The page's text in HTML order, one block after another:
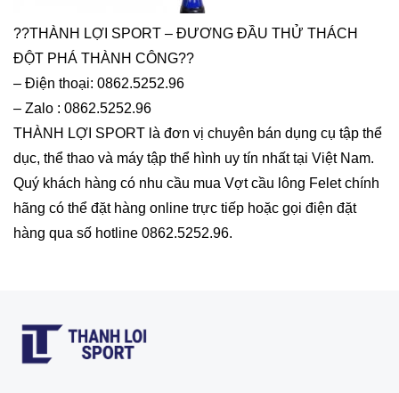
??THÀNH LỢI SPORT – ĐƯƠNG ĐẦU THỬ THÁCH
ĐỘT PHÁ THÀNH CÔNG??
– Điện thoại: 0862.5252.96
– Zalo : 0862.5252.96
THÀNH LỢI SPORT là đơn vị chuyên bán dụng cụ tập thể
dục, thể thao và máy tập thể hình uy tín nhất tại Việt Nam.
Quý khách hàng có nhu cầu mua Vợt cầu lông Felet chính
hãng có thể đặt hàng online trực tiếp hoặc gọi điện đặt
hàng qua số hotline 0862.5252.96.